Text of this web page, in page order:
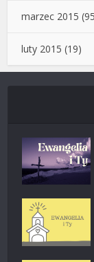
marzec 2015
luty 2015 (19)